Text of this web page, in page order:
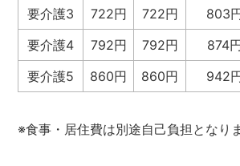
要介護3
722円 722円
803
要介護4
792円 792円
874円
要介護5
860円 860円 942
※食事・居住費は別途自己負担となり